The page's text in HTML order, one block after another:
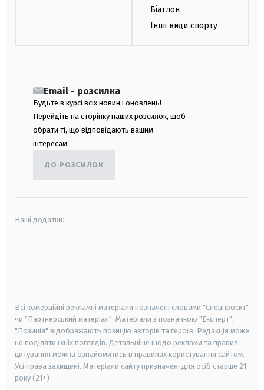
Біатлон
Інші види спорту
Email - розсилка
Будьте в курсі всіх новин і оновлень!
Перейдіть на сторінку наших розсилок, щоб
обрати ті, що відповідають вашим
інтересам.
ДО РОЗСИЛОК
Наші додатки:
Всі комерційні рекламні матеріали позначені словами "Спецпроєкт"
чи "Партнерський матеріал". Матеріали з позначкою "Експерт",
"Позиція" відображають позицію авторів та героїв. Редакція може
не поділяти їхніх поглядів. Детальніше щодо реклами та правил
цитування можна ознайомитись в правилах користування сайтом.
Усі права захищені. Матеріали сайту призначені для осіб старше 21
року (21+)